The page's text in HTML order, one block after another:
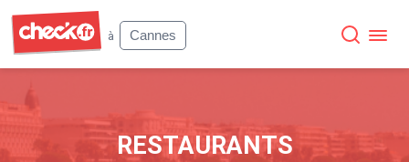
à
Cannes
RESTAURANTS